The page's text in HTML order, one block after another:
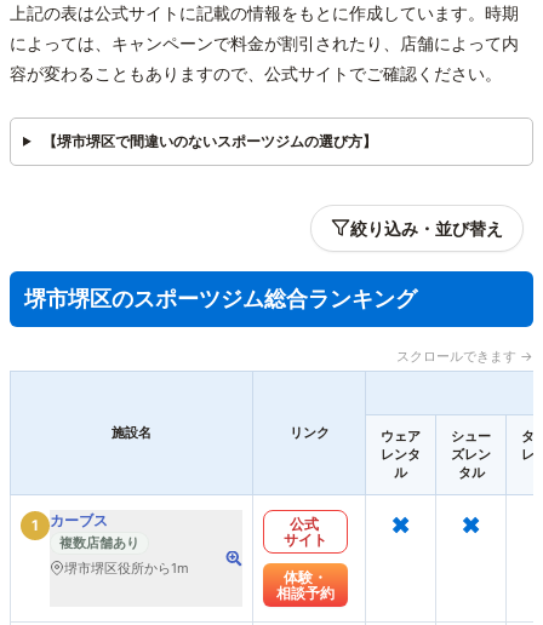
上記の表は公式サイトに記載の情報をもとに作成しています。時期
によっては、キャンペーンで料金が割引されたり、店舗によって内
容が変わることもありますので、公式サイトでご確認ください。
【堺市堺区で間違いのないスポーツジムの選び方】
絞り込み・並び替え
堺市堺区のスポーツジム総合ランキング
スクロールできます →
施設名 リンク
ウェア
レンタ
ル
シュー
ズレン
タル
タ
レ
1 カーブス
複数店舗あり
堺市堺区役所から1m
公式
サイト
体験・
相談予約
× ×